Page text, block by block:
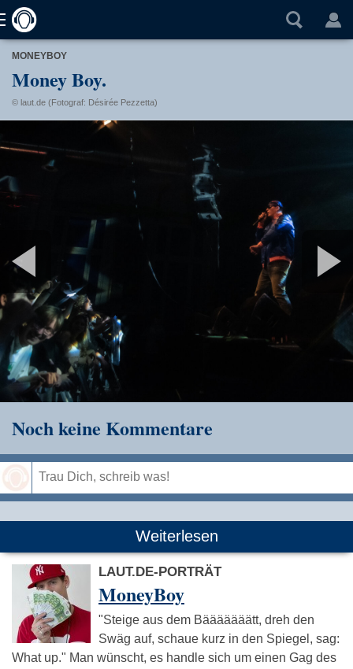
MONEYBOY
Money Boy.
© laut.de (Fotograf: Désirée Pezzetta)
Noch keine Kommentare
Weiterlesen
LAUT.DE-PORTRÄT
MoneyBoy
"Steige aus dem Bääääääätt, dreh den
Swäg auf, schaue kurz in den Spiegel, sag:
What up." Man wünscht, es handle sich um einen Gag des